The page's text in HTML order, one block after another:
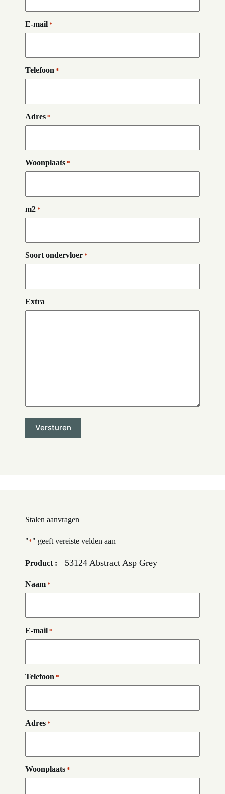
E-mail *
Telefoon *
Adres *
Woonplaats *
m2 *
Soort ondervloer *
Extra
Stalen aanvragen
"*" geeft vereiste velden aan
Product : 53124 Abstract Asp Grey
Naam *
E-mail *
Telefoon *
Adres *
Woonplaats *